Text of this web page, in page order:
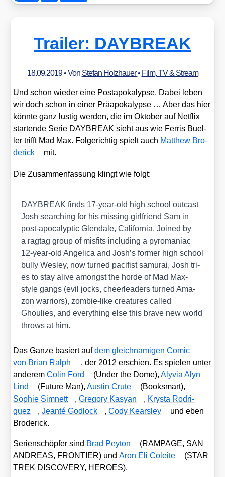
Trailer: DAYBREAK
18.09.2019• Von Stefan Holzhauer• Film, TV & Stream
Und schon wie­der eine Post­apo­ka­lyp­se. Dabei leben
wir doch schon in einer Prä­apo­ka­lyp­se … Aber das hier
könn­te ganz lus­tig wer­den, die im Okto­ber auf Net­flix
star­ten­de Serie DAYBREAK sieht aus wie Fer­ris Buel­
ler trifft Mad Max. Fol­ge­rich­tig spielt auch Matthew Bro­
de­rick
mit.
Die Zusam­men­fas­sung klingt wie folgt:
DAYBREAK finds 17-year-old high school out­cast
Josh sear­ching for his miss­ing girl­fri­end Sam in
post-apo­ca­lyp­tic Glend­a­le, Cali­for­nia. Joi­n­ed by
a rag­tag group of mis­fits inclu­ding a pyro­ma­niac
12-year-old Ange­li­ca and Josh’s for­mer high school
bul­ly Wes­ley, now tur­ned paci­fist samu­rai, Josh tri­
es to stay ali­ve among­st the hor­de of Mad Max-
style gangs (evil jocks, cheer­lea­ders tur­ned Ama­
zon war­ri­ors), zom­bie-like crea­tures cal­led
Ghoulies, and ever­y­thing else this bra­ve new world
throws at him.
Das Gan­ze basiert aufdem gleich­na­mi­gen Comic
von Bri­an Ralph
, der 2012 erschien. Es spie­len unter
ande­remColin Ford (Under the Dome),Aly­via Alyn
Lind
(Future Man),Aus­tin Cru­te (Booksmart),
Sophie Sim­nett
,Gre­go­ry Kasyan , Krys­ta Rodri­
guez
,Jean­té God­lock ,Cody Kears­ley
und eben
Bro­de­rick.
Seri­en­schöp­fer sind Brad Pey­ton
(RAMPAGE, SAN
ANDREAS, FRONTIER) undAron Eli Colei­te
(STAR
TREK DISCOVERY, HEROES).